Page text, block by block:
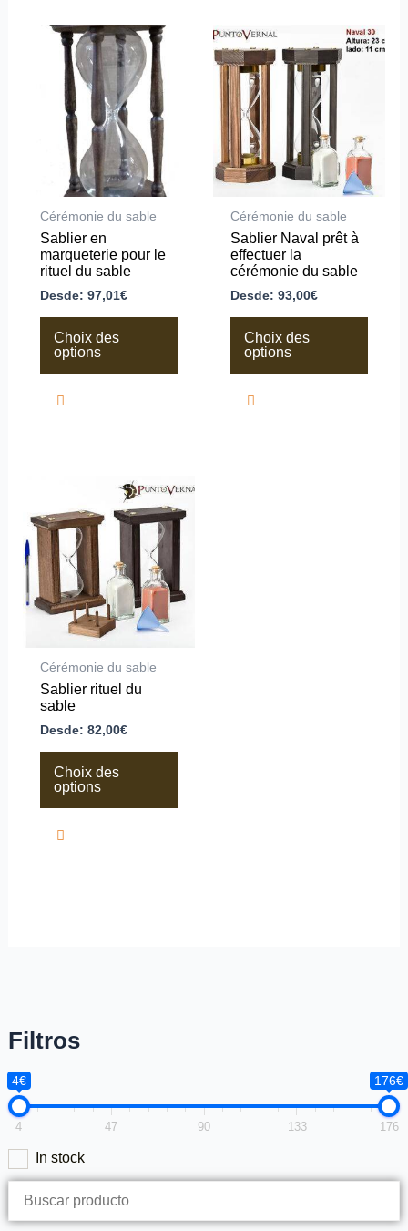
Filtros
4€ 176€
4 47 90 133 176
In stock
Cérémonie du sable
Sablier en
marqueterie pour le
rituel du sable
Desde: 97,01€
Choix des
options
Ce
produit
plusieurs
variations.
options
peuvent
choisies
la
du
produit
Cérémonie du sable
Sablier Naval prêt à
effectuer la
cérémonie du sable
Desde:93,00€
Choix des
options
Ce
produit
a
plusieurs
variations.
Les
options
peuvent
être
choisies
la
du
produit
Cérémonie du sable
Sablier rituel du
sable
Desde: 82,00€
Choix des
options
a
plusieurs
variations.
Les
options
peuvent
être
choisies
la
du
produit